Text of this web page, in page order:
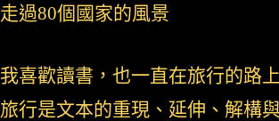
走過80個國家的風景
我喜歡讀書，也一直在旅行的路上
旅行是文本的重現、延伸、解構